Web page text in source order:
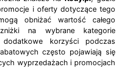
i oferty dotyczące tego
obniżać wartość całego
na wybrane kategorie
korzyści podczas
często pojawiają się
wyprzedażach i promocjach